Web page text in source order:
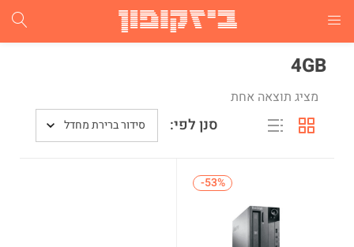
התחבר
4GB
מציג תוצאה אחת
סנן לפי: סידור ברירת מחדל
-53%